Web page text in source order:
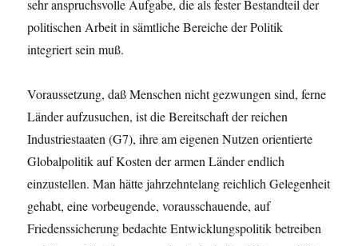
sehr anspruchsvolle Aufgabe, die als fester Bestandteil der
politischen Arbeit in sämtliche Bereiche der Politik
integriert sein muß.
Voraussetzung, daß Menschen nicht gezwungen sind, ferne
Länder aufzusuchen, ist die Bereitschaft der reichen
Industriestaaten (G7), ihre am eigenen Nutzen orientierte
Globalpolitik auf Kosten der armen Länder endlich
einzustellen. Man hätte jahrzehntelang reichlich Gelegenheit
gehabt, eine vorbeugende, vorausschauende, auf
Friedenssicherung bedachte Entwicklungspolitik betreiben